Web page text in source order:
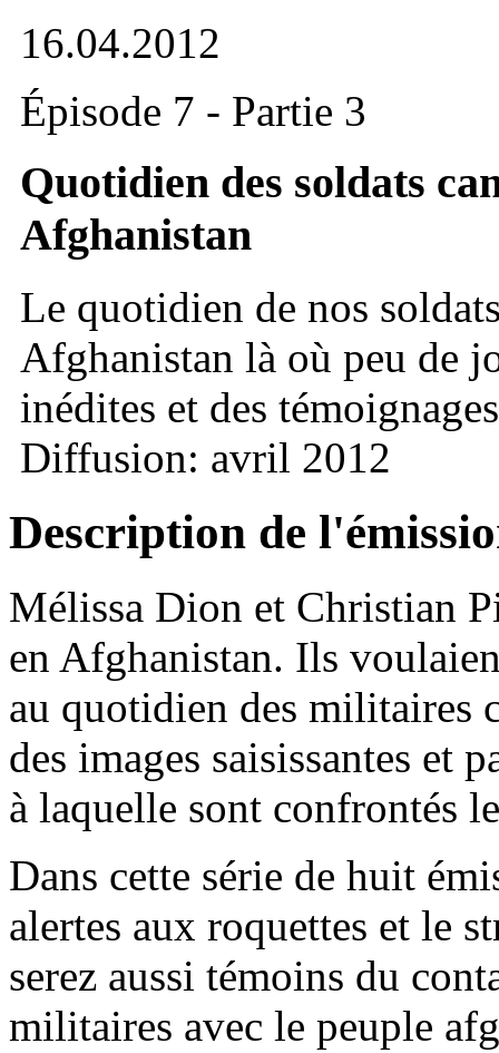
16.04.2012
Épisode 7 - Partie 3
Quotidien des soldats
Afghanistan
Le quotidien de nos
Afghanistan là où peu de
inédites et des
Diffusion: avril 2012
Description de
Mélissa Dion et Christian
en Afghanistan. Ils
au quotidien des militaires
des images saisissantes et
à laquelle sont confrontés
Dans cette série de huit
alertes aux roquettes et le
serez aussi témoins du
militaires avec le peuple